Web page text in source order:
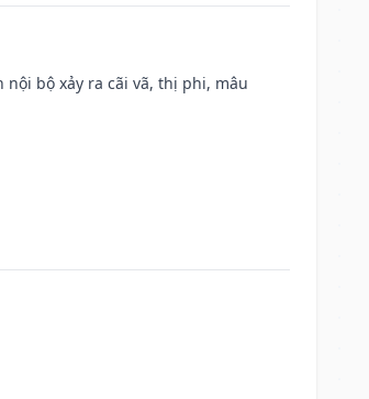
bộ xảy ra cãi vã, thị phi, mâu